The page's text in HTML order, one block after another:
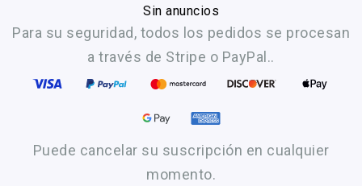
Sin anuncios
Para su seguridad, todos los pedidos se procesan
a través de Stripe o PayPal..
Puede cancelar su suscripción en cualquier
momento.